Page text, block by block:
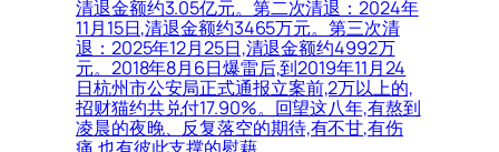
清退金额约3.05亿元。第二次清退：2024年
11月15日,清退金额约3465万元。第三次清
退：2025年12月25日,清退金额约4992万
元。2018年8月6日爆雷后,到2019年11月24
日杭州市公安局正式通报立案前,2万以上的,
招财猫约共兑付17.90%。回望这八年,有熬到
凌晨的夜晚、反复落空的期待,有不甘,有伤